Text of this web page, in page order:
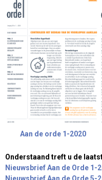
Aan de orde 1-2020
Onderstaand treft u de
Nieuwsbrief Aan de Orde 1-